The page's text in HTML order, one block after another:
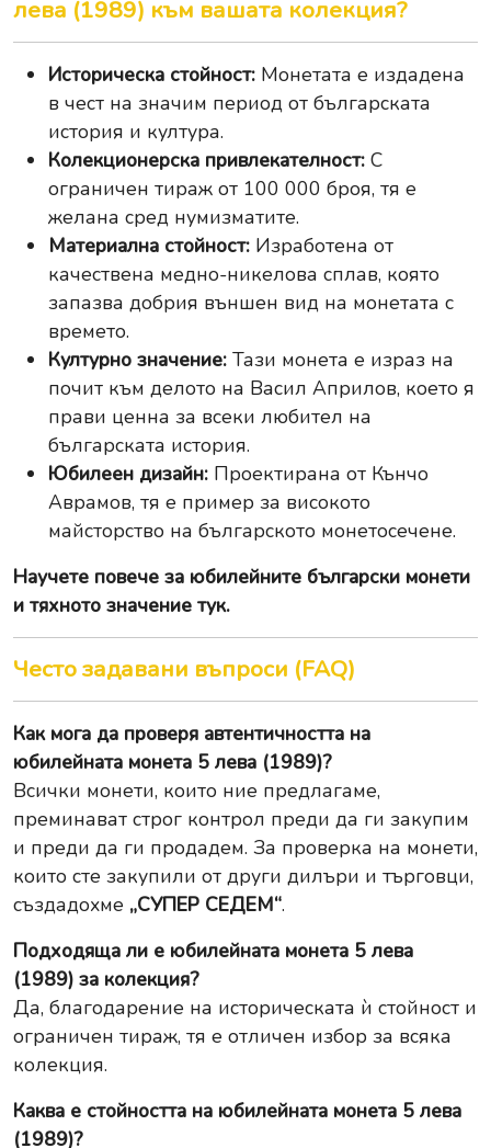
лева (1989) към вашата колекция?
Историческа стойност: Монетата е издадена
в чест на значим период от българската
история и култура.
Колекционерска привлекателност: С
ограничен тираж от 100 000 броя, тя е
желана сред нумизматите.
Материална стойност: Изработена от
качествена медно-никелова сплав, която
запазва добрия външен вид на монетата с
времето.
Културно значение: Тази монета е израз на
почит към делото на Васил Априлов, което я
прави ценна за всеки любител на
българската история.
Юбилеен дизайн: Проектирана от Кънчо
Аврамов, тя е пример за високото
майсторство на българското монетосечене.
Научете повече за юбилейните български монети
и тяхното значение тук.
Често задавани въпроси (FAQ)
Как мога да проверя автентичността на
юбилейната монета 5 лева (1989)?
Всички монети, които ние предлагаме,
преминават строг контрол преди да ги закупим
и преди да ги продадем. За проверка на монети,
които сте закупили от други дилъри и търговци,
създадохме „СУПЕР СЕДЕМ“.
Подходяща ли е юбилейната монета 5 лева
(1989) за колекция?
Да, благодарение на историческата ѝ стойност и
ограничен тираж, тя е отличен избор за всяка
колекция.
Каква е стойността на юбилейната монета 5 лева
(1989)?